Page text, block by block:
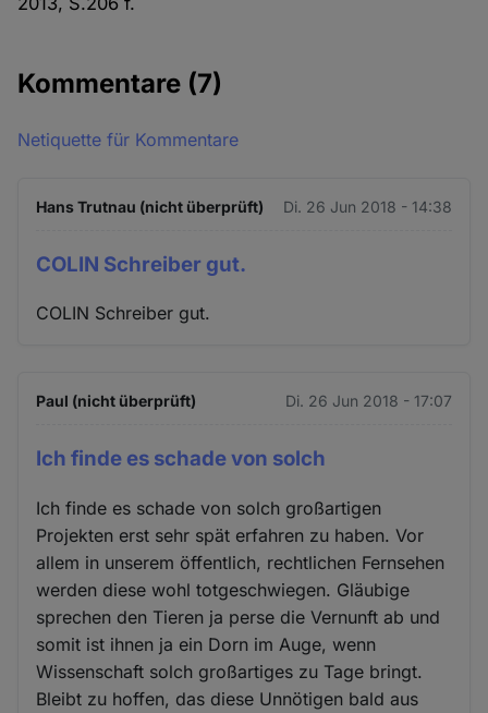
Kommentare (7)
Netiquette für Kommentare
Hans Trutnau (nicht überprüft) Di. 26 Jun 2018 - 14:38
COLIN Schreiber gut.
COLIN Schreiber gut.
Paul (nicht überprüft) Di. 26 Jun 2018 - 17:07
Ich finde es schade von solch
Ich finde es schade von solch großartigen
Projekten erst sehr spät erfahren zu haben. Vor
allem in unserem öffentlich, rechtlichen Fernsehen
werden diese wohl totgeschwiegen. Gläubige
sprechen den Tieren ja perse die Vernunft ab und
somit ist ihnen ja ein Dorn im Auge, wenn
Wissenschaft solch großartiges zu Tage bringt.
Bleibt zu hoffen, das diese Unnötigen bald aus